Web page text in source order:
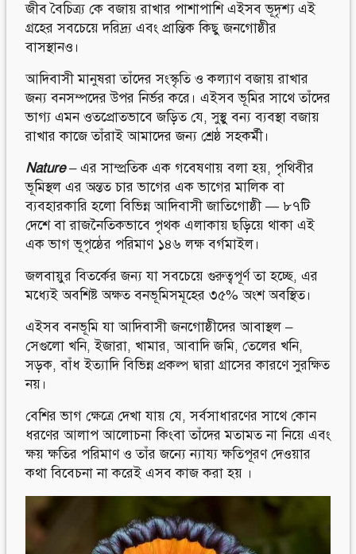
জীব বৈচিত্র্য কে বজায় রাখার পাশাপাশি এইসব ভূদৃশ্য এই
গ্রহের সবচেয়ে দরিদ্র্য এবং প্রান্তিক কিছু জনগোষ্ঠীর
বাসস্থানও।
আদিবাসী মানুষরা তাঁদের সংস্কৃতি ও কল্যাণ বজায় রাখার
জন্য বনসম্পদের উপর নির্ভর করে। এইসব ভূমির সাথে তাঁদের
ভাগ্য এমন ওতপ্রোতভাবে জড়িত যে, সুস্থু বন্য ব্যবস্থা বজায়
রাখার কাজে তাঁরাই আমাদের জন্য শ্রেষ্ঠ সহকর্মী।
Nature– এর সাম্প্রতিক এক গবেষণায়বলা হয়, পৃথিবীর
ভূমিস্থল এর অন্তত চার ভাগের এক ভাগের মালিক বা
ব্যবহারকারি হলো বিভিন্ন আদিবাসী জাতিগোষ্ঠী — ৮৭টি
দেশে বা রাজনৈতিকভাবে পৃথক এলাকায় ছড়িয়ে থাকা এই
এক ভাগ ভূপৃষ্ঠের পরিমাণ ১৪৬ লক্ষ বর্গমাইল।
জলবায়ুর বিতর্কের জন্য যা সবচেয়ে গুরুত্বপূর্ণ তা হচ্ছে, এর
মধ্যেই অবশিষ্ট অক্ষত বনভূমিসমূহের ৩৫% অংশ অবস্থিত।
এইসব বনভূমি যা আদিবাসী জনগোষ্ঠীদের আবাস্থল –
সেগুলো খনি, ইজারা, খামার, আবাদি জমি, তেলের খনি,
সড়ক, বাঁধ ইত্যাদি বিভিন্ন প্রকল্প দ্বারা গ্রাসের কারণে সুরক্ষিত
নয়।
বেশির ভাগ ক্ষেত্রে দেখা যায় যে, সর্বসাধারণের সাথে কোন
ধরণের আলাপ আলোচনা কিংবা তাঁদের মতামত না নিয়ে এবং
ক্ষয় ক্ষতির পরিমাণ ও তাঁর জন্যে ন্যায্য ক্ষতিপূরণ দেওয়ার
কথা বিবেচনা না করেই এসব কাজ করা হয় ।